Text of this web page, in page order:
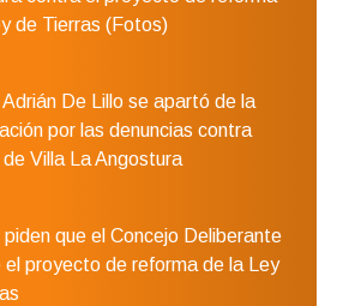
de Tierras (Fotos)
Adrián De Lillo se apartó de la
por las denuncias contra
Villa La Angostura
piden que el Concejo Deliberante
el proyecto de reforma de la Ley